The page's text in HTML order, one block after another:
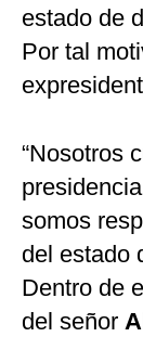
estado de
Por tal
“Nosotros
somos
del estado
Dentro de
del señor